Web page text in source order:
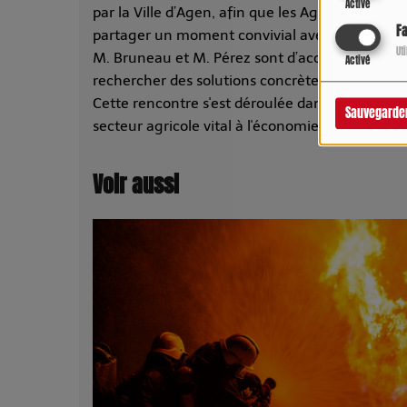
Activé
Activé
par la Ville d’Agen, afin que les Agenaises et
partager un moment convivial avec eux ».
M. Bruneau et M. Pérez sont d’accord sur
rechercher des solutions concrètes aux
Cette rencontre s'est déroulée dans un esprit
secteur agricole vital à l'économie et à
Voir aussi